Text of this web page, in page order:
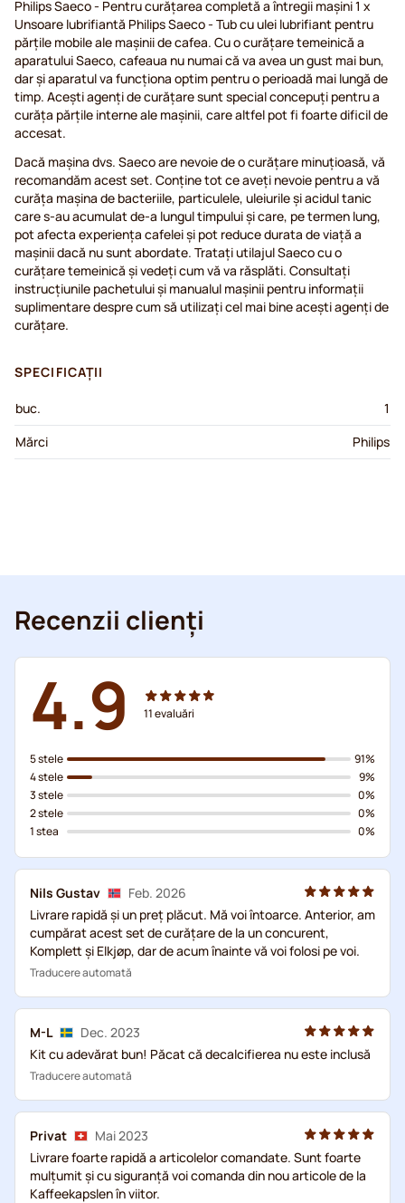
Philips Saeco - Pentru curățarea completă a întregii mașini 1 x
Unsoare lubrifiantă Philips Saeco - Tub cu ulei lubrifiant pentru
părțile mobile ale mașinii de cafea. Cu o curăţare temeinică a
aparatului Saeco, cafeaua nu numai că va avea un gust mai bun,
dar şi aparatul va funcţiona optim pentru o perioadă mai lungă de
timp. Acești agenți de curățare sunt special concepuți pentru a
curăța părțile interne ale mașinii, care altfel pot fi foarte dificil de
accesat.
Dacă mașina dvs. Saeco are nevoie de o curățare minuțioasă, vă
recomandăm acest set. Conține tot ce aveți nevoie pentru a vă
curăța mașina de bacteriile, particulele, uleiurile și acidul tanic
care s-au acumulat de-a lungul timpului și care, pe termen lung,
pot afecta experiența cafelei și pot reduce durata de viață a
mașinii dacă nu sunt abordate. Trataţi utilajul Saeco cu o
curăţare temeinică şi vedeţi cum vă va răsplăti. Consultați
instrucțiunile pachetului și manualul mașinii pentru informații
suplimentare despre cum să utilizați cel mai bine acești agenți de
curățare.
SPECIFICAȚII
buc.
1
Mărci
Philips
Recenzii clienți
4.9 11evaluări
5 stele
4 stele
3 stele
2 stele
1 stea
91%
9%
0%
0%
0%
Nils Gustav
Feb. 2026
Livrare rapidă și un preț plăcut. Mă voi întoarce. Anterior, am
cumpărat acest set de curățare de la un concurent,
Komplett și Elkjøp, dar de acum înainte vă voi folosi pe voi.
Traducere automată
M-L
Dec. 2023
Kit cu adevărat bun! Păcat că decalcifierea nu este inclusă
Traducere automată
Privat
Mai 2023
Livrare foarte rapidă a articolelor comandate. Sunt foarte
mulțumit și cu siguranță voi comanda din nou articole de la
Kaffeekapslen în viitor.